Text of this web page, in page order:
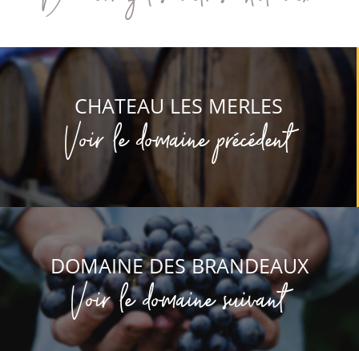
CHATEAU LES MERLES
Voir le domaine précédent
DOMAINE DES BRANDEAUX
Voir le domaine suivant